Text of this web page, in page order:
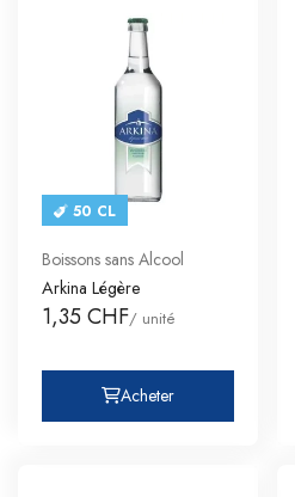
50 CL
Boissons sans Alcool
Arkina Légère
1,35 CHF/ unité
Acheter